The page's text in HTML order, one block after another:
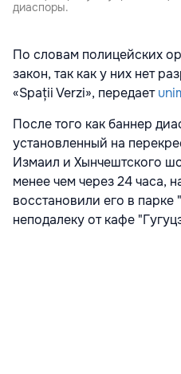
диаспоры.
По словам полицейских
закон, так как у них нет
«Spații Verzi», передает
После того как баннер
установленный на
Измаил и Хынчештского
менее чем через 24 часа,
восстановили его в
неподалеку от кафе